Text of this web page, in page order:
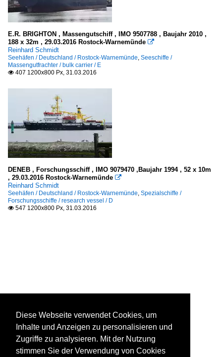
E.R. BRIGHTON , Massengutschiff , IMO 9507788 , Baujahr 2010 ,
188 x 32m , 29.03.2016 Rostock-Warnemünde 
Reinhard Schmidt
Seehäfen / Deutschland / Rostock-Warnemünde, Seeschiffe /
Massengutfrachter / bulk carrier / E
 407 1200x800 Px, 31.03.2016
DENEB , Forschungsschiff , IMO 9079470 ,Baujahr 1994 , 52 x 10m
, 29.03.2016 Rostock-Warnemünde 
Reinhard Schmidt
Seehäfen / Deutschland / Rostock-Warnemünde, Spezialschiffe /
Forschungsschiffe / research vessel / D
 547 1200x800 Px, 31.03.2016
Diese Webseite verwendet Cookies, um
Inhalte und Anzeigen zu personalisieren und
Zugriffe zu analysieren. Mit der Nutzung
stimmen Sie der Verwendung von Cookies